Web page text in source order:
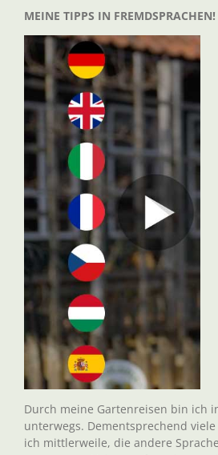
MEINE TIPPS IN FREMDSPRACHEN!
Durch meine Gartenreisen bin ich
unterwegs. Dementsprechend
ich mittlerweile, die andere